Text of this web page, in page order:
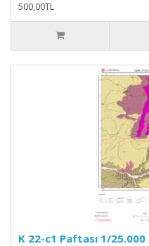
500,00TL
K 22-c1 Paftası 1/